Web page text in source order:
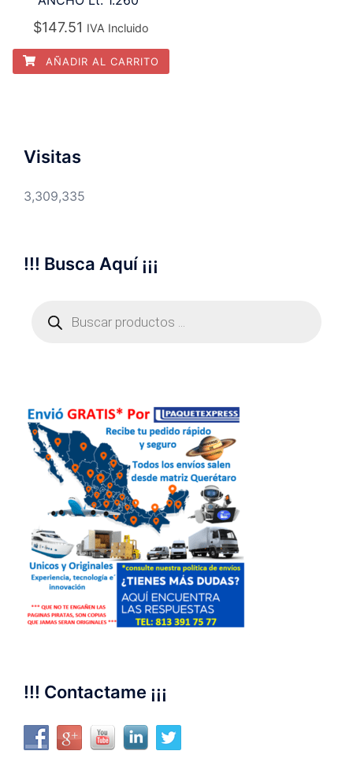
$147.51 IVA Incluido
AÑADIR AL CARRITO
Visitas
3,309,335
!!! Busca Aquí ¡¡¡
productos
!!! Contactame ¡¡¡